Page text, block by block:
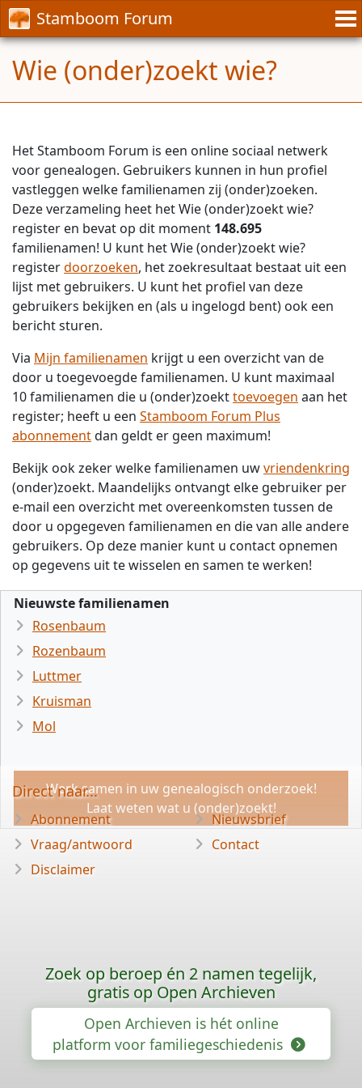
Stamboom Forum
Wie (onder)zoekt wie?
Het Stamboom Forum is een online sociaal netwerk
voor genealogen. Gebruikers kunnen in hun profiel
vastleggen welke familienamen zij (onder)zoeken.
Deze verzameling heet het Wie (onder)zoekt wie?
register en bevat op dit moment 148.695
familienamen! U kunt het Wie (onder)zoekt wie?
registerdoorzoeken, het zoekresultaat bestaat uit een
lijst met gebruikers. U kunt het profiel van deze
gebruikers bekijken en (als u ingelogd bent) ook een
bericht sturen.
Via Mijn familienamen krijgt u een overzicht van de
door u toegevoegde familienamen. U kunt maximaal
10 familienamen die u (onder)zoekttoevoegen aan het
register; heeft u een Stamboom Forum Plus
abonnementdan geldt er geen maximum!
Bekijk ook zeker welke familienamen uwvriendenkring
(onder)zoekt. Maandelijks ontvangt elke gebruiker per
e-mail een overzicht met overeenkomsten tussen de
door u opgegeven familienamen en die van alle andere
gebruikers. Op deze manier kunt u contact opnemen
op gegevens uit te wisselen en samen te werken!
Nieuwste familienamen
Rosenbaum
Rozenbaum
Luttmer
Kruisman
Mol
Werk samen in uw genealogisch onderzoek!
Laat weten wat u (onder)zoekt!
Direct naar...
Abonnement
Vraag/antwoord
Disclaimer
Nieuwsbrief
Contact
Zoek op beroep én 2 namen tegelijk,
gratis op Open Archieven
Open Archieven is hét online
platform voor familiegeschiedenis